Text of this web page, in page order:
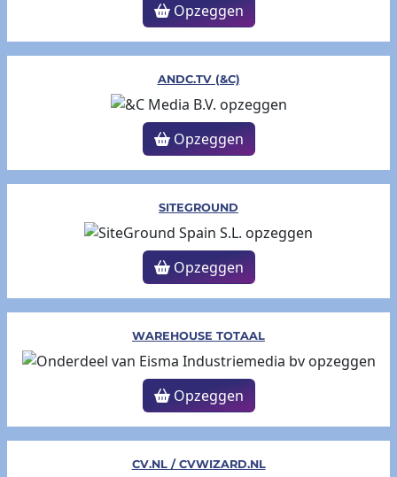
Opzeggen
ANDC.TV (&C)
Opzeggen
SITEGROUND
Opzeggen
WAREHOUSE TOTAAL
Opzeggen
CV.NL / CVWIZARD.NL